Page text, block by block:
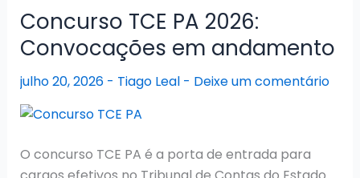
2026:
Novo
edital
previsto
para
breve
Concurso TCE PA 2026:
Convocações em andamento
julho 20, 2026 - Tiago Leal - Deixe um comentário
O concurso TCE PA é a porta de entrada para